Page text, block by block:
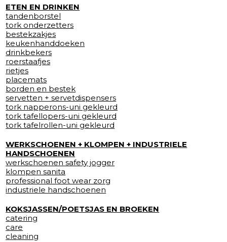
ETEN EN DRINKEN
tandenborstel
tork onderzetters
bestekzakjes
keukenhanddoeken
drinkbekers
roerstaafjes
rietjes
placemats
borden en bestek
servetten + servetdispensers
tork napperons-uni gekleurd
tork tafellopers-uni gekleurd
tork tafelrollen-uni gekleurd
WERKSCHOENEN + KLOMPEN + INDUSTRIELE
HANDSCHOENEN
werkschoenen safety jogger
klompen sanita
professional foot wear zorg
industriele handschoenen
KOKSJASSEN/POETSJAS EN BROEKEN
catering
care
cleaning